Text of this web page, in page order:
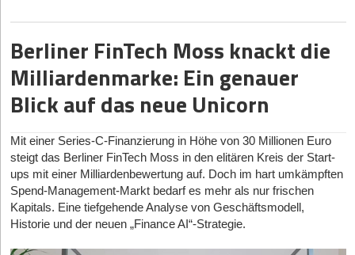
Hat Ihnen der Artikel gefallen?
eintragen
Berliner FinTech Moss knackt die
Milliardenmarke: Ein genauer
Blick auf das neue Unicorn
Mit einer Series-C-Finanzierung in Höhe von 30 Millionen Euro
steigt das Berliner FinTech Moss in den elitären Kreis der Start-
ups mit einer Milliardenbewertung auf. Doch im hart umkämpften
Spend-Management-Markt bedarf es mehr als nur frischen
Kapitals. Eine tiefgehende Analyse von Geschäftsmodell,
Historie und der neuen „Finance AI“-Strategie.